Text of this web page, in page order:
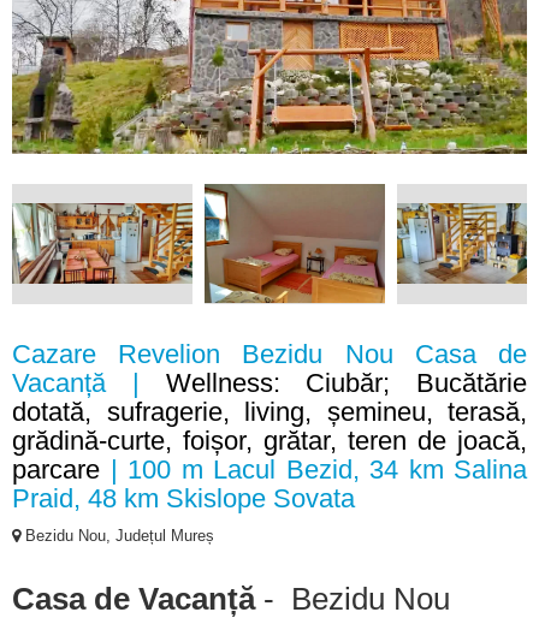
Cazare Revelion Bezidu Nou Casa de
Vacanță | Wellness: Ciubăr; Bucătărie
dotată, sufragerie, living, șemineu, terasă,
grădină-curte, foișor, grătar, teren de joacă,
parcare | 100 m Lacul Bezid, 34 km Salina
Praid, 48 km Skislope Sovata
Bezidu Nou, Județul Mureș
Casa de Vacanță- Bezidu Nou